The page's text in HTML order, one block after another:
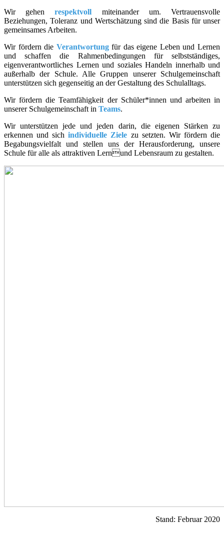
Wir gehenrespektvoll miteinander um. Vertrauensvolle
Beziehungen, Toleranz und Wertschätzung sind die Basis für unser
gemeinsames Arbeiten.
Wir fördern die Verantwortungfür das eigene Leben und Lernen
und schaffen die Rahmenbedingungen für selbstständiges,
eigenverantwortliches Lernen und soziales Handeln innerhalb und
außerhalb der Schule. Alle Gruppen unserer Schulgemeinschaft
unterstützen sich gegenseitig an der Gestaltung des Schulalltags.
Wir fördern die Teamfähigkeit der Schüler*innen und arbeiten in
unserer Schulgemeinschaft in Teams.
Wir unterstützen jede und jeden darin, die eigenen Stärken zu
erkennen und sichindividuelle Ziele zu setzten. Wir fördern die
Begabungsvielfalt und stellen uns der Herausforderung, unsere
Schule für alle als attraktiven Lernund Lebensraum zu gestalten.
Stand: Februar 2020